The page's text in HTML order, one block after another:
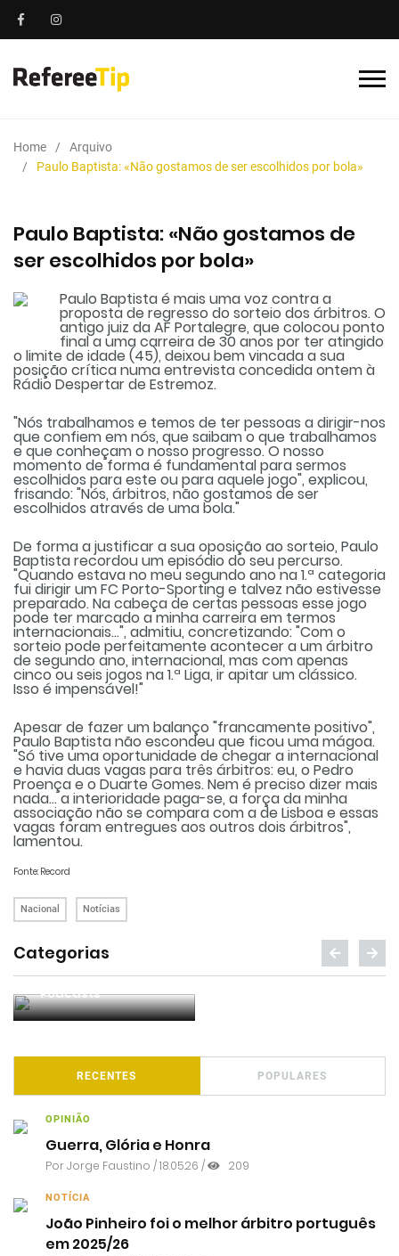
Home
Arquivo
Paulo Baptista: «Não gostamos de ser escolhidos por bola»
Paulo Baptista: «Não gostamos de
ser escolhidos por bola»
Paulo Baptista é mais uma voz contra a
proposta de regresso do sorteio dos árbitros. O
antigo juiz da AF Portalegre, que colocou ponto
final a uma carreira de 30 anos por ter atingido
o limite de idade (45), deixou bem vincada a sua
posição crítica numa entrevista concedida ontem à
Rádio Despertar de Estremoz.
"Nós trabalhamos e temos de ter pessoas a dirigir-nos
que confiem em nós, que saibam o que trabalhamos
e que conheçam o nosso progresso. O nosso
momento de forma é fundamental para sermos
escolhidos para este ou para aquele jogo", explicou,
frisando: "Nós, árbitros, não gostamos de ser
escolhidos através de uma bola."
De forma a justificar a sua oposição ao sorteio, Paulo
Baptista recordou um episódio do seu percurso.
"Quando estava no meu segundo ano na 1.ª categoria
fui dirigir um FC Porto-Sporting e talvez não estivesse
preparado. Na cabeça de certas pessoas esse jogo
pode ter marcado a minha carreira em termos
internacionais...", admitiu, concretizando: "Com o
sorteio pode perfeitamente acontecer a um árbitro
de segundo ano, internacional, mas com apenas
cinco ou seis jogos na 1.ª Liga, ir apitar um clássico.
Isso é impensável!"
Apesar de fazer um balanço "francamente positivo",
Paulo Baptista não escondeu que ficou uma mágoa.
"Só tive uma oportunidade de chegar a internacional
e havia duas vagas para três árbitros: eu, o Pedro
Proença e o Duarte Gomes. Nem é preciso dizer mais
nada... a interioridade paga-se, a força da minha
associação não se compara com a de Lisboa e essas
vagas foram entregues aos outros dois árbitros",
lamentou.
Fonte: Record
Nacional Notícias
Categorias
Notícias
RECENTES POPULARES
OPINIÃO
Guerra, Glória e Honra
PorJorge Faustino / 18.05.26 / 209
NOTÍCIA
João Pinheiro foi o melhor árbitro português
em 2025/26